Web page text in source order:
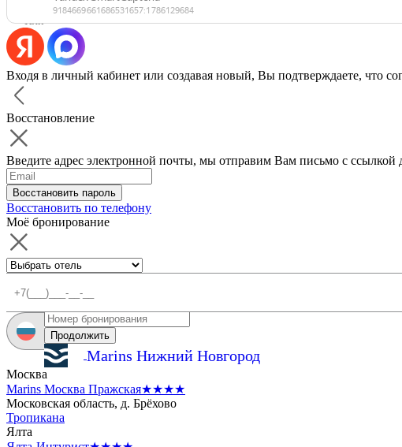
Уже есть аккаунт?Войти
Или
Входя в личный кабинет или создавая новый, Вы подтверждаете, что
Восстановление
Введите адрес электронной почты, мы отправим Вам письмо с ссылкой
Восстановить пароль
Восстановить по телефону
Моё бронирование
Продолжить
Marins Нижний Новгород
Москва
Marins Москва Пражская★★★★
Московская область, д. Брёхово
Тропикана
Ялта